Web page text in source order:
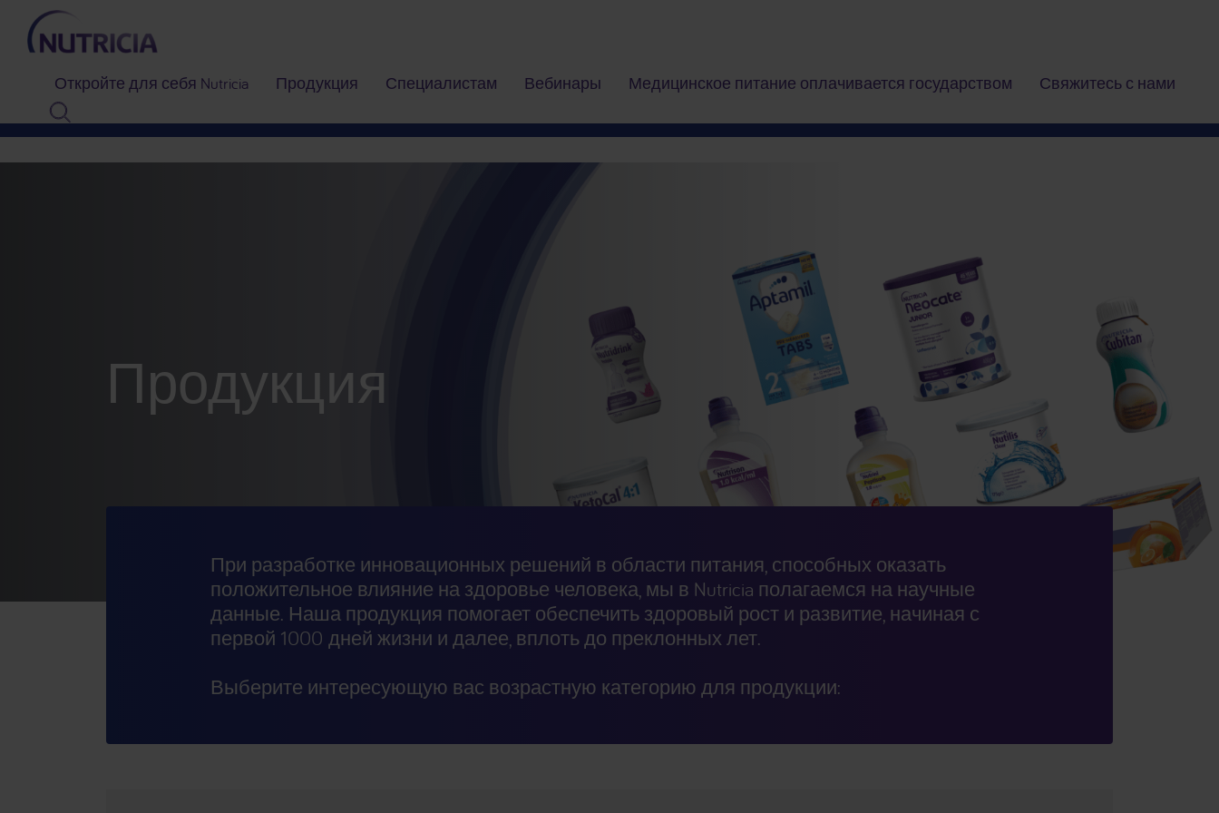
Откройте для себя Nutricia Продукция Специалистам Вебинары Медицинское питание оплачивается государством Свяжитесь с нами
Продукция
При разработке инновационных решений в области питания, способных оказать
положительное влияние на здоровье человека, мы в Nutricia полагаемся на научные
данные. Наша продукция помогает обеспечить здоровый рост и развитие, начиная с
первой 1000 дней жизни и далее, вплоть до преклонных лет.
Выберите интересующую вас возрастную категорию для продукции: